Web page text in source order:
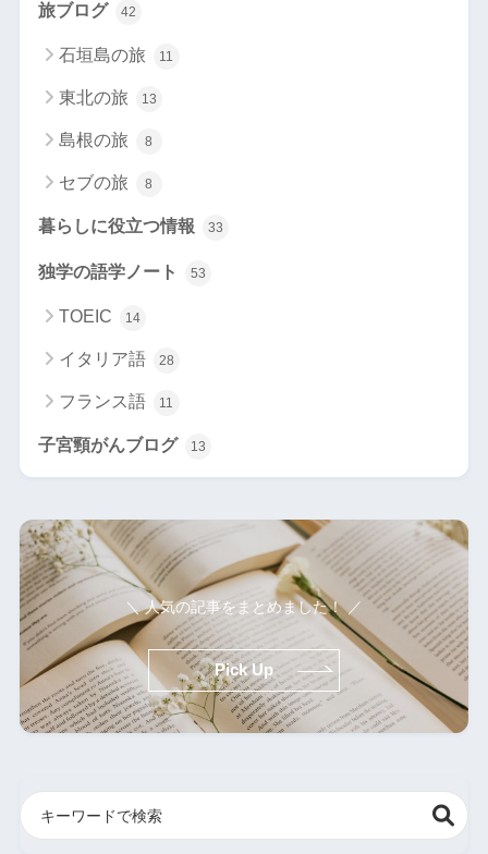
旅ブログ 42
石垣島の旅 11
東北の旅 13
島根の旅 8
セブの旅 8
暮らしに役立つ情報 33
独学の語学ノート 53
TOEIC 14
イタリア語 28
フランス語 11
子宮頸がんブログ 13
＼ 人気の記事をまとめました！ ／
Pick Up